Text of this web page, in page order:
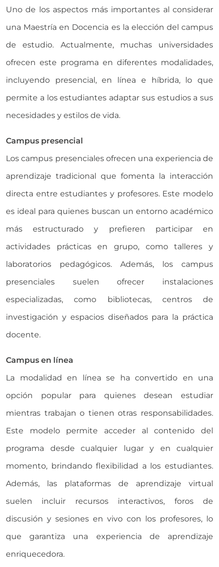
Uno de los aspectos más importantes al considerar
una Maestría en Docencia es la elección del campus
de estudio. Actualmente, muchas universidades
ofrecen este programa en diferentes modalidades,
incluyendo presencial, en línea e híbrida, lo que
permite a los estudiantes adaptar sus estudios a sus
necesidades y estilos de vida.
Campus presencial
Los campus presenciales ofrecen una experiencia de
aprendizaje tradicional que fomenta la interacción
directa entre estudiantes y profesores. Este modelo
es ideal para quienes buscan un entorno académico
más estructurado y prefieren participar en
actividades prácticas en grupo, como talleres y
laboratorios pedagógicos. Además, los campus
presenciales suelen ofrecer instalaciones
especializadas, como bibliotecas, centros de
investigación y espacios diseñados para la práctica
docente.
Campus en línea
La modalidad en línea se ha convertido en una
opción popular para quienes desean estudiar
mientras trabajan o tienen otras responsabilidades.
Este modelo permite acceder al contenido del
programa desde cualquier lugar y en cualquier
momento, brindando flexibilidad a los estudiantes.
Además, las plataformas de aprendizaje virtual
suelen incluir recursos interactivos, foros de
discusión y sesiones en vivo con los profesores, lo
que garantiza una experiencia de aprendizaje
enriquecedora.